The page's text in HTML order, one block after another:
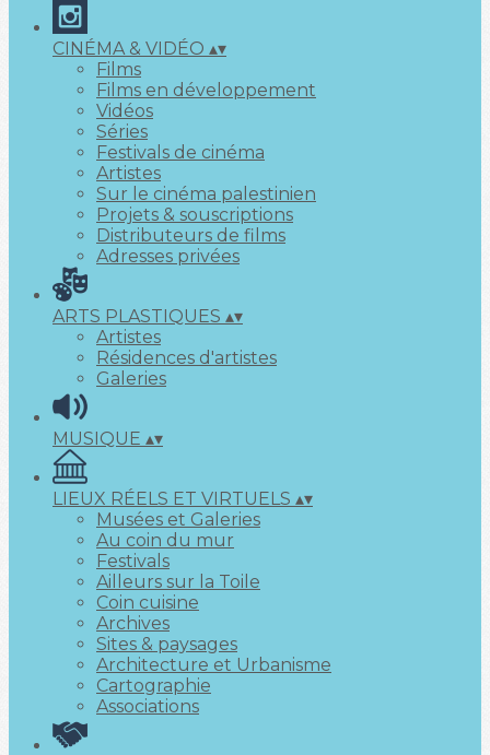
CINÉMA & VIDÉO ▴▾
Films
Films en développement
Vidéos
Séries
Festivals de cinéma
Artistes
Sur le cinéma palestinien
Projets & souscriptions
Distributeurs de films
Adresses privées
ARTS PLASTIQUES ▴▾
Artistes
Résidences d'artistes
Galeries
MUSIQUE ▴▾
LIEUX RÉELS ET VIRTUELS ▴▾
Musées et Galeries
Au coin du mur
Festivals
Ailleurs sur la Toile
Coin cuisine
Archives
Sites & paysages
Architecture et Urbanisme
Cartographie
Associations